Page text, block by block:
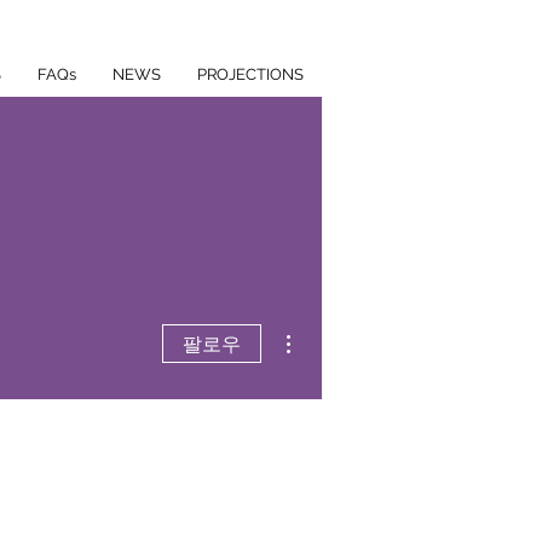
FAQs NEWS PROJECTIONS
팔로우